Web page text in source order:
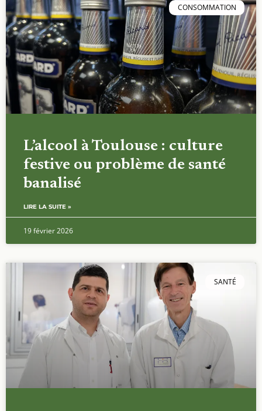
CONSOMMATION
L’alcool à Toulouse : culture
festive ou problème de santé
banalisé
LIRE LA SUITE »
19 février 2026
SANTÉ